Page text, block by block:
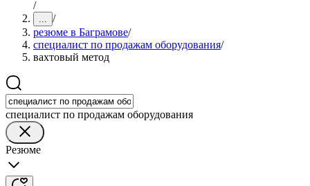
/
... /
резюме в Баграмове/
специалист по продажам оборудования/
вахтовый метод
специалист по продажам оборудования
Резюме